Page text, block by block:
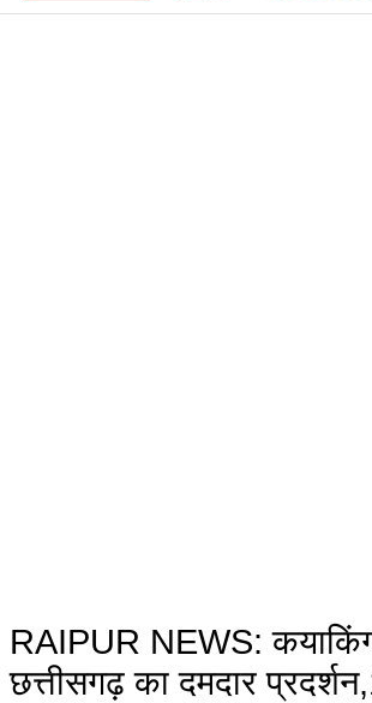
RAIPUR NEWS:
छत्तीसगढ़ का दमदार